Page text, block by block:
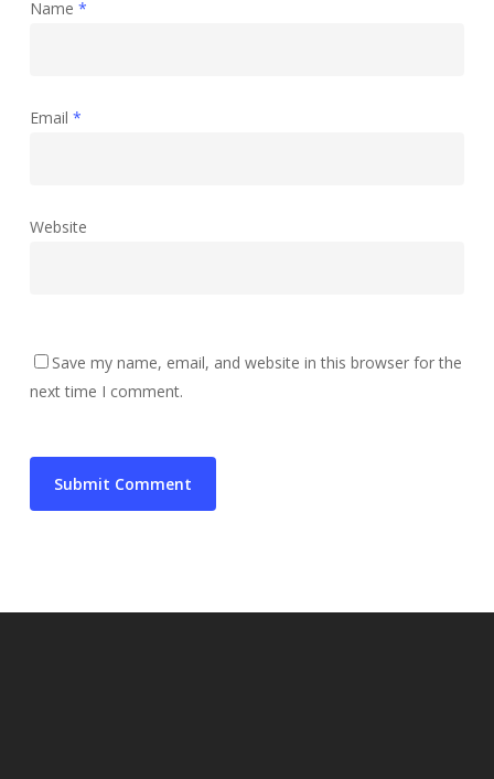
Name *
Email *
Website
Save my name, email, and website in this browser for the
next time I comment.